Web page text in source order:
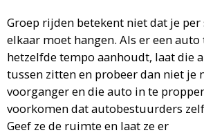
Groep rijden betekent niet dat je per
elkaar moet hangen. Als er een
hetzelfde tempo aanhoudt, laat die
tussen zitten en probeer dan niet je
voorganger en die auto in te
voorkomen dat autobestuurders
Geef ze de ruimte en laat ze er